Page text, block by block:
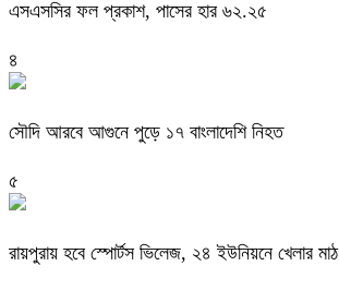
এসএসসির ফল প্রকাশ, পাসের হার ৬২.২৫
৪
সৌদি আরবে আগুনে পুড়ে ১৭ বাংলাদেশি নিহত
৫
রায়পুরায় হবে স্পোর্টস ভিলেজ, ২৪ ইউনিয়নে খেলার মাঠ